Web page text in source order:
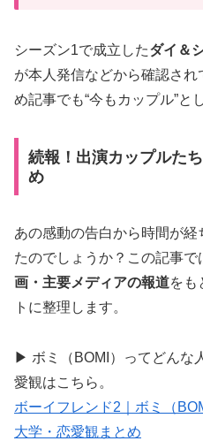
シーズン1で成立したダイ＆
が本人発信などから確認さ
め記事でも“今もカップル”と
続報！出演カップルた
め
あの感動の告白から時間が
たのでしょうか？この記事で
画・主要メディアの報道をも
トに整理します。
▶ ボミ（BOMI）ってどんな
愛観はこちら。
ボーイフレンド2｜ボミ（
大学・恋愛観まとめ